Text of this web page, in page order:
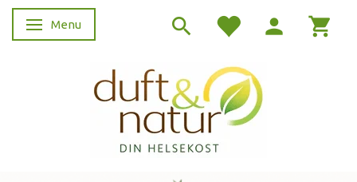
Skifte navigation
Menu